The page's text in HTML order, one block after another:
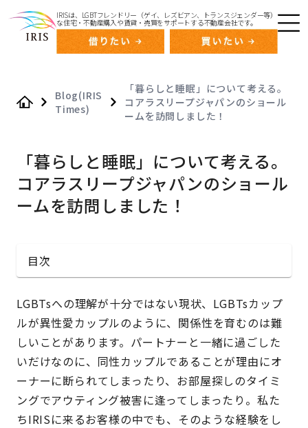
IRISは、LGBTフレンドリー（ゲイ、レズビアン、トランスジェンダー等）
な住宅・不動産購入や賃貸・売買をサポートする不動産会社です。
Blog(IRIS
Times)
「暮らしと睡眠」について考える。
コアラスリープジャパンのショール
ームを訪問しました！
「暮らしと睡眠」について考える。
コアラスリープジャパンのショール
ームを訪問しました！
LGBTsへの理解が十分ではない現状、LGBTsカップ
ルが異性愛カップルのように、関係性を育むのは難
しいことがあります。パートナーと一緒に過ごした
いだけなのに、同性カップルであることが理由にオ
ーナーに断られてしまったり、お部屋探しのタイミ
ングでアウティング被害に逢ってしまったり。私た
ちIRISに来るお客様の中でも、そのような経験をし
目次